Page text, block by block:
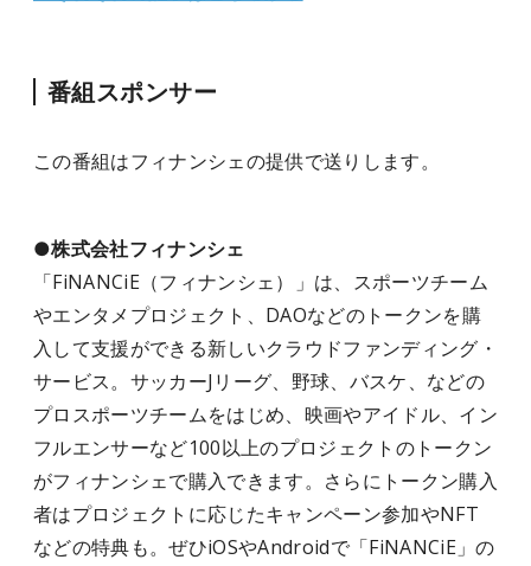
番組スポンサー
この番組はフィナンシェの提供で送りします。
●株式会社フィナンシェ
「FiNANCiE（フィナンシェ）」は、スポーツチーム
やエンタメプロジェクト、DAOなどのトークンを購
入して支援ができる新しいクラウドファンディング・
サービス。サッカーJリーグ、野球、バスケ、などの
プロスポーツチームをはじめ、映画やアイドル、イン
フルエンサーなど100以上のプロジェクトのトークン
がフィナンシェで購入できます。さらにトークン購入
者はプロジェクトに応じたキャンペーン参加やNFT
などの特典も。ぜひiOSやAndroidで「FiNANCiE」の